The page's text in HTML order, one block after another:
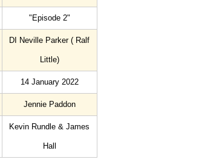
"Episode 2"
DI Neville Parker ( Ralf
Little)
14 January 2022
Jennie Paddon
Kevin Rundle & James
Hall